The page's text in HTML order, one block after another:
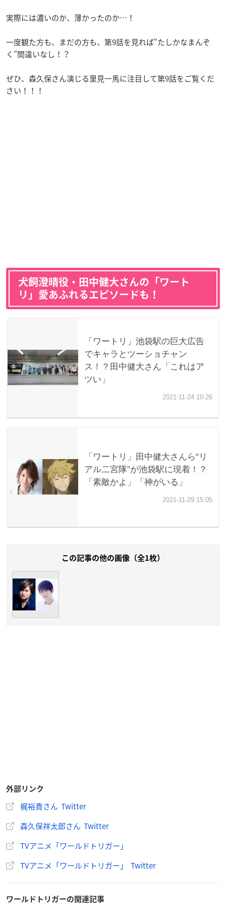
実際には濃いのか、薄かったのか…！
一度観た方も、まだの方も、第9話を見れば“たしかなまんぞ
く”間違いなし！？
ぜひ、森久保さん演じる里見一馬に注目して第9話をご覧くだ
さい！！！
犬飼澄晴役・田中健大さんの「ワート
リ」愛あふれるエピソードも！
この記事の他の画像（全1枚）
外部リンク
梶裕貴さん Twitter
森久保祥太郎さん Twitter
TVアニメ「ワールドトリガー」
TVアニメ「ワールドトリガー」 Twitter
ワールドトリガーの関連記事